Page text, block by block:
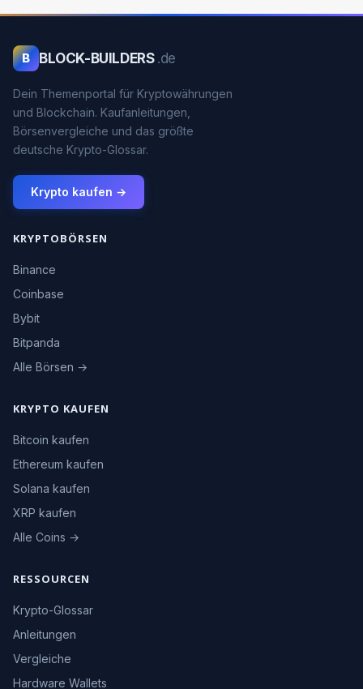
B BLOCK-BUILDERS .de
Dein Themenportal für Kryptowährungen
und Blockchain. Kaufanleitungen,
Börsenvergleiche und das größte
deutsche Krypto-Glossar.
Krypto kaufen →
KRYPTOBÖRSEN
Binance
Coinbase
Bybit
Bitpanda
Alle Börsen →
KRYPTO KAUFEN
Bitcoin kaufen
Ethereum kaufen
Solana kaufen
XRP kaufen
Alle Coins →
RESSOURCEN
Krypto-Glossar
Anleitungen
Vergleiche
Hardware Wallets